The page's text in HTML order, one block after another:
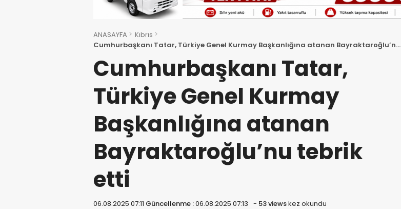
ANASAYFA
Kıbrıs
Cumhurbaşkanı Tatar, Türkiye Genel Kurmay Başkanlığına atanan Bayraktaroğlu’nu
Cumhurbaşkanı Tatar,
Türkiye Genel Kurmay
Başkanlığına atanan
Bayraktaroğlu’nu tebrik
etti
06.08.2025 07:11 Güncellenme :06.08.2025 07:13 - 53 viewskez okundu